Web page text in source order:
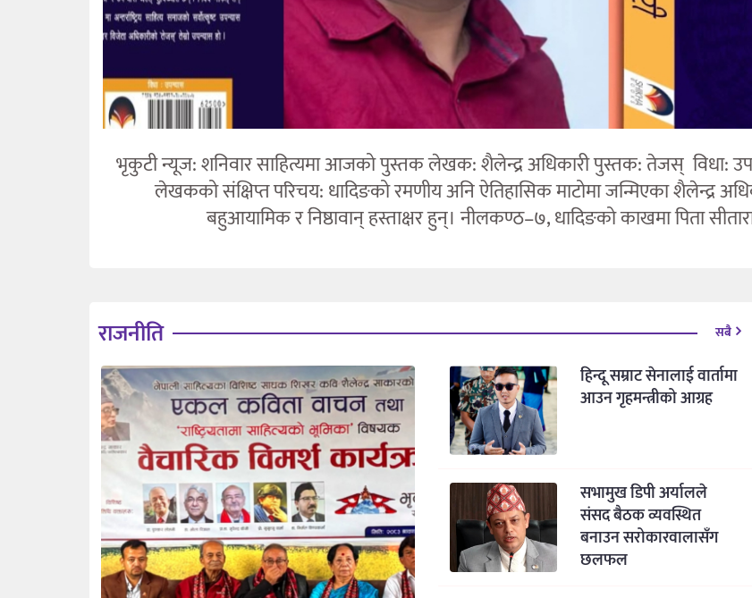
भृकुटी न्यूज: शनिवार साहित्यमा आजको पुस्तक लेखक: शैलेन्द्र अधिकारी पुस्तक: तेजस् विधा:
लेखकको संक्षिप्त परिचय: धादिङको रमणीय अनि ऐतिहासिक माटोमा जन्मिएका शैलेन्द्र
बहुआयामिक र निष्ठावान् हस्ताक्षर हुन्। नीलकण्ठ–७, धादिङको काखमा पिता
राजनीति सबै
हिन्दू सम्राट सेनालाई वार्तामा
आउन गृहमन्त्रीको आग्रह
सभामुख डिपी अर्यालले
संसद बैठक व्यवस्थित
बनाउन सरोकारवालासँग
छलफल